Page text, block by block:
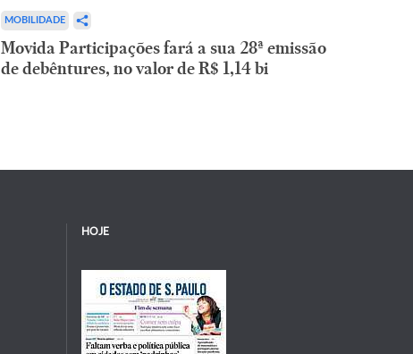
MOBILIDADE
Movida Participações fará a sua 28ª emissão
de debêntures, no valor de R$ 1,14 bi
HOJE